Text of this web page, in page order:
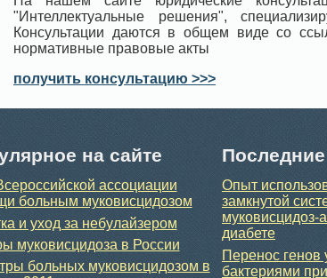
"Интеллектуальные решения",
Консультации даются в общем виде со
нормативные правовые акты
получить консультацию >>>
на сайте
ассоциации
больным муковисцидозом
и уход за небулайзером
муковисцидоза в России
больных муковисцидозом в
Опыт
замкнутой
муковисцидоз-
диабете
Перенос генов
бактериями